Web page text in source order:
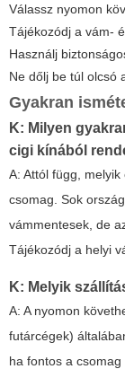
Válassz nyomon
Tájékozódj a vám-
Használj
Ne dőlj be túl olcsó
Gyakran
K: Milyen
cigi kínából
A: Attól függ,
csomag. Sok
vámmentesek, de
Tájékozódj a helyi
K: Melyik
A: A nyomon
futárcégek)
ha fontos a